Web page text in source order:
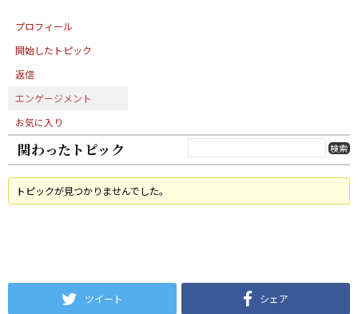
プロフィール
開始したトピック
返信
エンゲージメント
お気に入り
関わったトピック
トピックが見つかりませんでした。
ツイート シェア